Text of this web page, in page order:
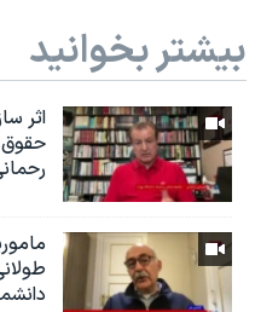
بیشتر بخوانید
اثر
حقوق